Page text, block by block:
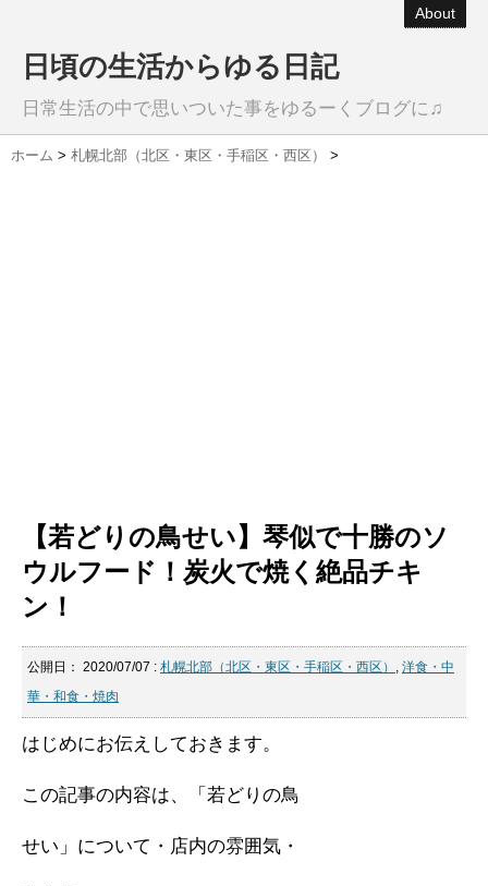
About
日頃の生活からゆる日記
日常生活の中で思いついた事をゆるーくブログに♫
ホーム > 札幌北部（北区・東区・手稲区・西区） >
【若どりの鳥せい】琴似で十勝のソ
ウルフード！炭火で焼く絶品チキ
ン！
公開日： 2020/07/07 : 札幌北部（北区・東区・手稲区・西区） , 洋食・中
華・和食・焼肉
はじめにお伝えしておきます。
この記事の内容は、「若どりの鳥
せい」について・店内の雰囲気・